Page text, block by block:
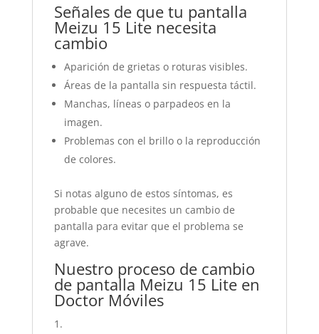
Señales de que tu pantalla
Meizu 15 Lite necesita
cambio
Aparición de grietas o roturas visibles.
Áreas de la pantalla sin respuesta táctil.
Manchas, líneas o parpadeos en la
imagen.
Problemas con el brillo o la reproducción
de colores.
Si notas alguno de estos síntomas, es
probable que necesites un cambio de
pantalla para evitar que el problema se
agrave.
Nuestro proceso de cambio
de pantalla Meizu 15 Lite en
Doctor Móviles